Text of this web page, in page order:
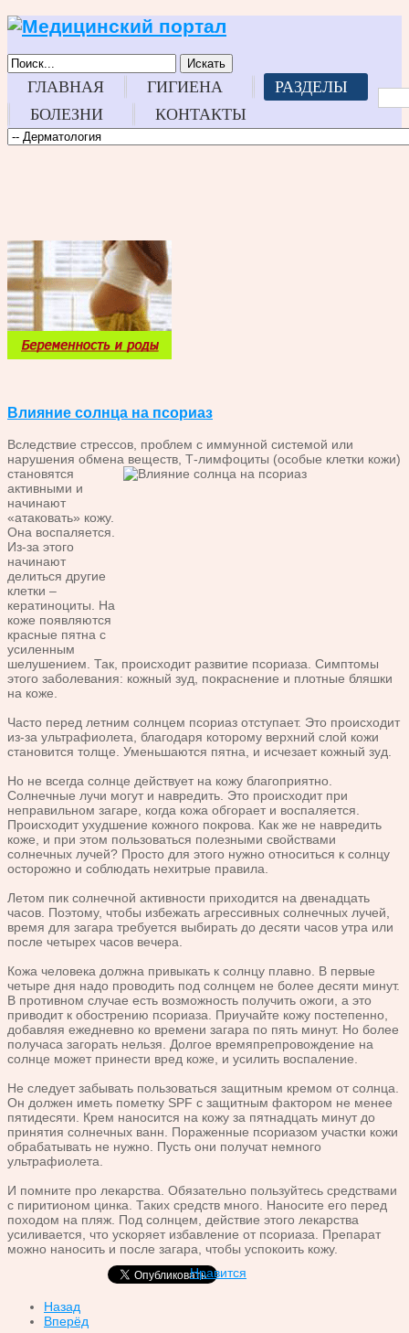
Искать
ГЛАВНАЯ ГИГИЕНА
РАЗДЕЛЫ
БОЛЕЗНИ
КОНТАКТЫ
Влияние солнца на псориаз
Вследствие стрессов, проблем с иммунной системой или
нарушения обмена веществ, Т-лимфоциты (особые клетки кожи)
становятся
активными и
начинают
«атаковать» кожу.
Она воспаляется.
Из-за этого
начинают
делиться другие
клетки –
кератиноциты. На
коже появляются
красные пятна с
усиленным
шелушением. Так, происходит развитие псориаза. Симптомы
этого заболевания: кожный зуд, покраснение и плотные бляшки
на коже.
Часто перед летним солнцем псориаз отступает. Это происходит
из-за ультрафиолета, благодаря которому верхний слой кожи
становится толще. Уменьшаются пятна, и исчезает кожный зуд.
Но не всегда солнце действует на кожу благоприятно.
Солнечные лучи могут и навредить. Это происходит при
неправильном загаре, когда кожа обгорает и воспаляется.
Происходит ухудшение кожного покрова. Как же не навредить
коже, и при этом пользоваться полезными свойствами
солнечных лучей? Просто для этого нужно относиться к солнцу
осторожно и соблюдать нехитрые правила.
Летом пик солнечной активности приходится на двенадцать
часов. Поэтому, чтобы избежать агрессивных солнечных лучей,
время для загара требуется выбирать до десяти часов утра или
после четырех часов вечера.
Кожа человека должна привыкать к солнцу плавно. В первые
четыре дня надо проводить под солнцем не более десяти минут.
В противном случае есть возможность получить ожоги, а это
приводит к обострению псориаза. Приучайте кожу постепенно,
добавляя ежедневно ко времени загара по пять минут. Но более
получаса загорать нельзя. Долгое времяпрепровождение на
солнце может принести вред коже, и усилить воспаление.
Не следует забывать пользоваться защитным кремом от солнца.
Он должен иметь пометку SPF с защитным фактором не менее
пятидесяти. Крем наносится на кожу за пятнадцать минут до
принятия солнечных ванн. Пораженные псориазом участки кожи
обрабатывать не нужно. Пусть они получат немного
ультрафиолета.
И помните про лекарства. Обязательно пользуйтесь средствами
с пиритионом цинка. Таких средств много. Наносите его перед
походом на пляж. Под солнцем, действие этого лекарства
усиливается, что ускоряет избавление от псориаза. Препарат
можно наносить и после загара, чтобы успокоить кожу.
Нравится
Назад
Вперёд